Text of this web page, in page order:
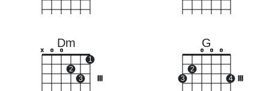
Dm
x o o
2
3
1
G
3
2
o o o
4